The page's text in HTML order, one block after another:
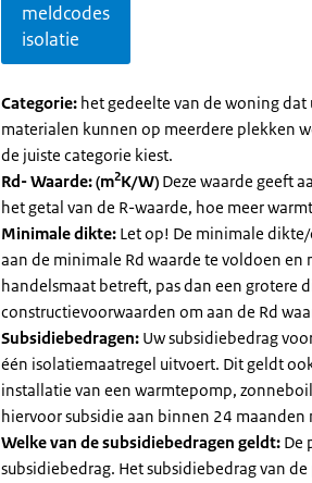
meldcodes
isolatie
Categorie: het gedeelte van de woning
materialen kunnen op meerdere plekken
de juiste categorie kiest.
Rd- Waarde: (m2K/W) Deze waarde geeft
het getal van de R-waarde, hoe meer
Minimale dikte: Let op! De minimale
aan de minimale Rd waarde te voldoen
handelsmaat betreft, pas dan een grotere
constructievoorwaarden om aan de Rd
Subsidiebedragen: Uw subsidiebedrag
één isolatiemaatregel uitvoert. Dit geldt
installatie van een warmtepomp,
hiervoor subsidie aan binnen 24
Welke van de subsidiebedragen geldt: De
subsidiebedrag. Het subsidiebedrag van